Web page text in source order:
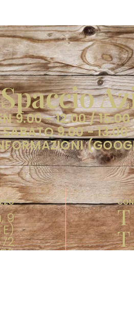
9.00 - 12.00 /
SABATO 9.00 - 13.00
9
F